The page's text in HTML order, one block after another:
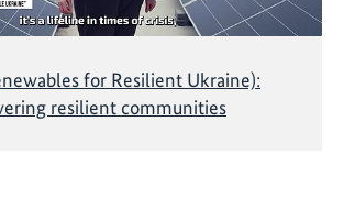
for Resilient Ukraine):
resilient communities